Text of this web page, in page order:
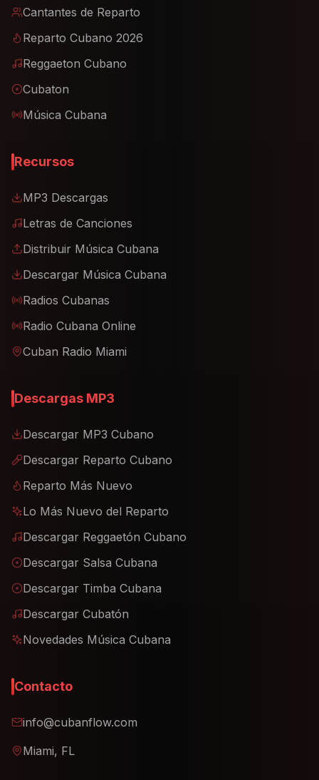
Cantantes de Reparto
Reparto Cubano 2026
Reggaeton Cubano
Cubaton
Música Cubana
Recursos
MP3 Descargas
Letras de Canciones
Distribuir Música Cubana
Descargar Música Cubana
Radios Cubanas
Radio Cubana Online
Cuban Radio Miami
Descargas MP3
Descargar MP3 Cubano
Descargar Reparto Cubano
Reparto Más Nuevo
Lo Más Nuevo del Reparto
Descargar Reggaetón Cubano
Descargar Salsa Cubana
Descargar Timba Cubana
Descargar Cubatón
Novedades Música Cubana
Contacto
info@cubanflow.com
Miami, FL